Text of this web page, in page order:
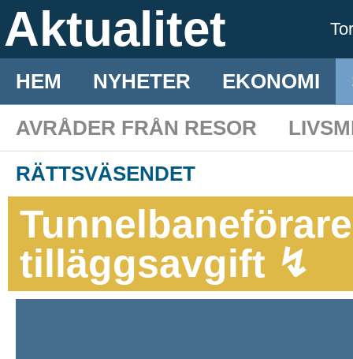
Aktualitet
HEM NYHETER EKONOMI
AVRÅDER FRÅN RESOR
RÄTTSVÄSENDET
tilläggsavgift ↯